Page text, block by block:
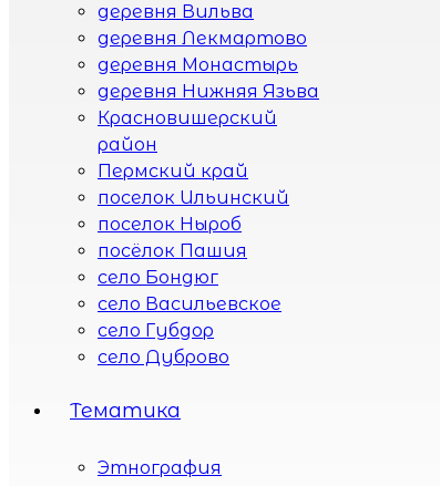
деревня Вильва
деревня Лекмартово
деревня Монастырь
деревня Нижняя Язьва
Красновишерский
район
Пермский край
поселок Ильинский
поселок Ныроб
посёлок Пашия
село Бондюг
село Васильевское
село Губдор
село Дуброво
село Лимеж
село Пыскор
Тематика
Этнография